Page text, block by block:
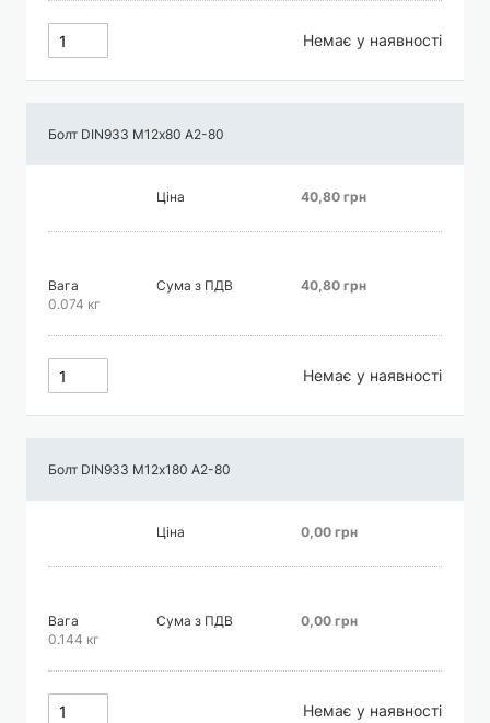
Немає у наявності
Болт DIN933 М12х80 А2-80
Ціна 40,80 грн
Вага
0.074 кг
Сума з ПДВ 40,80 грн
Немає у наявності
Болт DIN933 М12х180 А2-80
Ціна 0,00 грн
Вага
0.144 кг
Сума з ПДВ 0,00 грн
Немає у наявності